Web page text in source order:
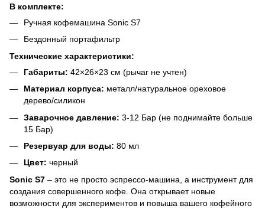
В комплекте:
Ручная кофемашина Sonic S7
Бездонный портафильтр
Технические характеристики:
Габариты: 42×26×23 см (рычаг не учтен)
Материал корпуса: металл/натуральное ореховое
дерево/силикон
Заварочное давление: 3-12 Бар (не поднимайте больше
15 Бар)
Резервуар для воды: 80 мл
Цвет: черный
Sonic S7 – это не просто эспрессо-машина, а инструмент для
создания совершенного кофе. Она открывает новые
возможности для экспериментов и повыша вашего кофейного